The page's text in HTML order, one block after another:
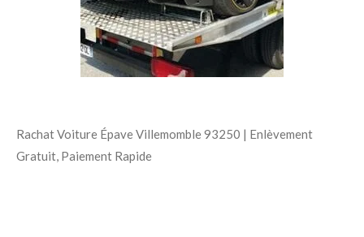
Rachat Voiture Épave Villemomble 93250 | Enlèvement
Gratuit, Paiement Rapide